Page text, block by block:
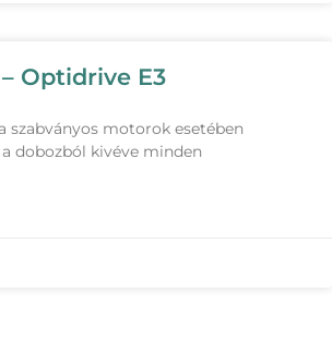
Optidrive E3
szabványos motorok esetében
dobozból kivéve minden